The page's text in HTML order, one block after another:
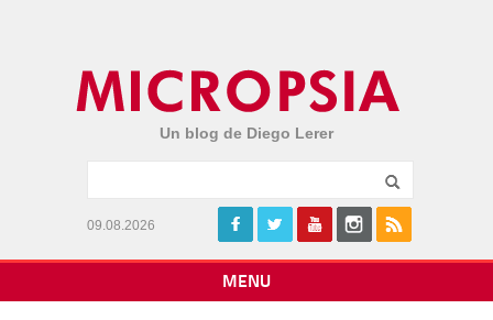
Un blog de Diego Lerer
09.08.2026
MENU